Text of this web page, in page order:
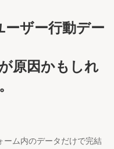
ザー行動デー
原因かもしれ
ム内のデータだけで完結